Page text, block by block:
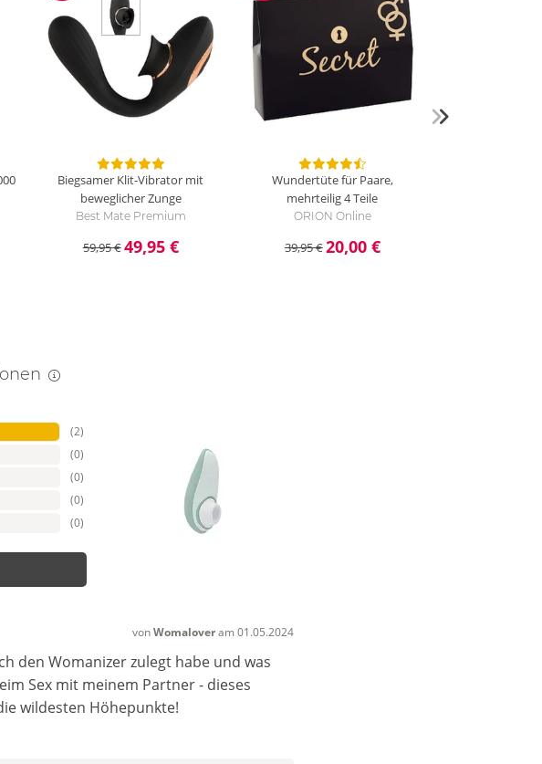
Biegsamer Klit-Vibrator mit
beweglicher Zunge
Best Mate Premium
59,95 €49,95 €
Wundertüte für Paare,
mehrteilig4 Teile
ORION Online
39,95 €20,00 €
(2)
(0)
(0)
(0)
(0)
vonWomaloveram 01.05.2024
den Womanizer zulegt habe und was
Sex mit meinem Partner - dieses
wildesten Höhepunkte!